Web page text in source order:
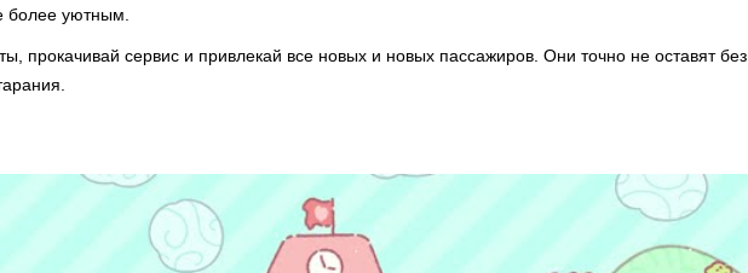
более уютным.
прокачивай сервис и привлекай все новых и новых пассажиров. Они точно не оставят без